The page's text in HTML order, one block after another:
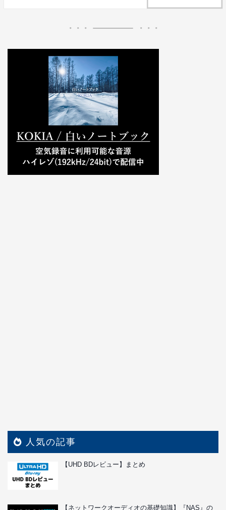
人気の記事
【UHD BDレビュー】まとめ
【ネットワークオーディオの基礎知識】『NAS』の